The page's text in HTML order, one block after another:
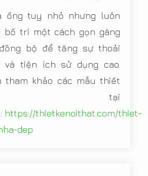
ống tuy nhỏ nhưng luôn
bố trí một cách gọn gàng
bộ để tăng sự thoải
và tiện ích sử dụng cao.
tham khảo các mẫu thiết
tại
https://thietkenoithat.com/thiet-
dep